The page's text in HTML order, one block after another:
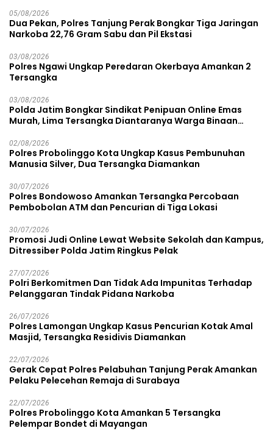
05/08/2026
Dua Pekan, Polres Tanjung Perak Bongkar Tiga Jaringan
Narkoba 22,76 Gram Sabu dan Pil Ekstasi
03/08/2026
Polres Ngawi Ungkap Peredaran Okerbaya Amankan 2
Tersangka
03/08/2026
Polda Jatim Bongkar Sindikat Penipuan Online Emas
Murah, Lima Tersangka Diantaranya Warga Binaan
02/08/2026
Polres Probolinggo Kota Ungkap Kasus Pembunuhan
Manusia Silver, Dua Tersangka Diamankan
30/07/2026
Polres Bondowoso Amankan Tersangka Percobaan
Pembobolan ATM dan Pencurian di Tiga Lokasi
30/07/2026
Promosi Judi Online Lewat Website Sekolah dan Kampus,
Ditressiber Polda Jatim Ringkus Pelak
27/07/2026
Polri Berkomitmen Dan Tidak Ada Impunitas Terhadap
Pelanggaran Tindak Pidana Narkoba
26/07/2026
Polres Lamongan Ungkap Kasus Pencurian Kotak Amal
Masjid, Tersangka Residivis Diamankan
22/07/2026
Gerak Cepat Polres Pelabuhan Tanjung Perak Amankan
Pelaku Pelecehan Remaja di Surabaya
22/07/2026
Polres Probolinggo Kota Amankan 5 Tersangka
Pelempar Bondet di Mayangan